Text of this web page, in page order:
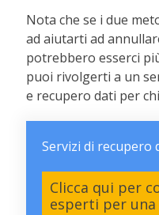
Nota che se i due
ad aiutarti ad
potrebbero esserci
puoi rivolgerti a un
e recupero dati per
Servizi di recupero
Clicca qui per
esperti per